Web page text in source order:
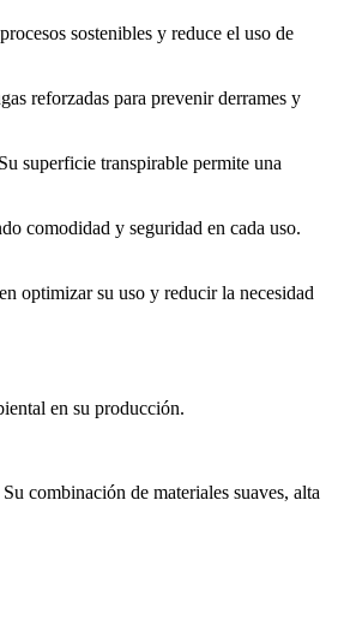
sostenibles y reduce el uso de
reforzadas para prevenir derrames y
superficie transpirable permite una
comodidad y seguridad en cada uso.
optimizar su uso y reducir la necesidad
en su producción.
combinación de materiales suaves, alta